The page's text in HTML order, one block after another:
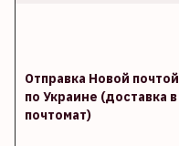
Отправка Новой почтой
по Украине (доставка в
почтомат)